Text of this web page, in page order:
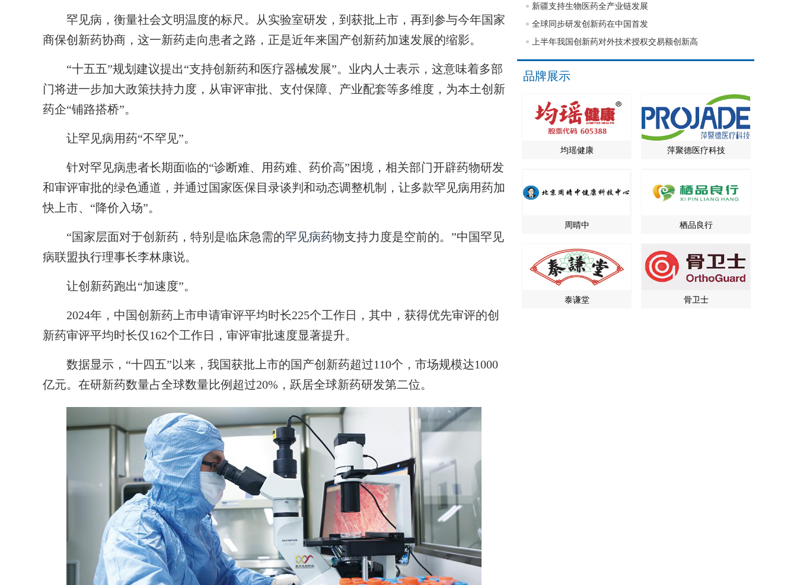
罕见病，衡量社会文明温度的标尺。从实验室研发，到获批上市，再到参与今年国家
商保创新药协商，这一新药走向患者之路，正是近年来国产创新药加速发展的缩影。
“十五五”规划建议提出“支持创新药和医疗器械发展”。业内人士表示，这意味着多部
门将进一步加大政策扶持力度，从审评审批、支付保障、产业配套等多维度，为本土创新
药企“铺路搭桥”。
让罕见病用药“不罕见”。
针对罕见病患者长期面临的“诊断难、用药难、药价高”困境，相关部门开辟药物研发
和审评审批的绿色通道，并通过国家医保目录谈判和动态调整机制，让多款罕见病用药加
快上市、“降价入场”。
“国家层面对于创新药，特别是临床急需的罕见病药物支持力度是空前的。”中国罕见
病联盟执行理事长李林康说。
让创新药跑出“加速度”。
2024年，中国创新药上市申请审评平均时长225个工作日，其中，获得优先审评的创
新药审评平均时长仅162个工作日，审评审批速度显著提升。
数据显示，“十四五”以来，我国获批上市的国产创新药超过110个，市场规模达1000
亿元。在研新药数量占全球数量比例超过20%，跃居全球新药研发第二位。
新疆支持生物医药全产业链发展
全球同步研发创新药在中国首发
上半年我国创新药对外技术授权交易额创新高
品牌展示
均瑶健康 萍聚德医疗科技
周晴中 栖品良行
泰谦堂 骨卫士